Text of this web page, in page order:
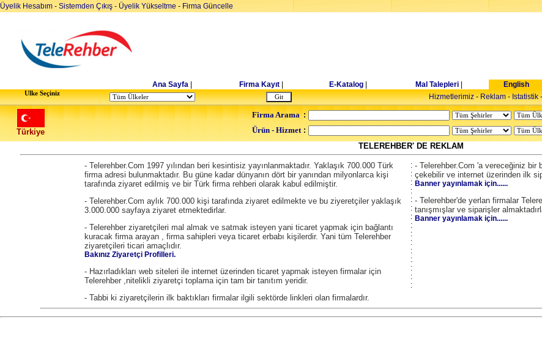
Üyelik Hesabım - Sistemden Çıkış - Üyelik Yükseltme - Firma Güncelle
Ana Sayfa Firma Kayıt E-Katalog Mal Talepleri| English
Ulke Seçiniz Hizmetlerimiz-Reklam-Istatistik
Türkiye
Firma Arama :
Ürün - Hizmet :
TELEREHBER' DE REKLAM
- Telerehber.Com 1997 yılından beri kesintisiz yayınlanmaktadır. Yaklaşık 700.000 Türk
firma adresi bulunmaktadır. Bu güne kadar dünyanın dört bir yanından milyonlarca kişi
tarafında ziyaret edilmiş ve bir Türk firma rehberi olarak kabul edilmiştir.
- Telerehber.Com aylık 700.000 kişi tarafında ziyaret edilmekte ve bu ziyeretçiler yaklaşık
3.000.000 sayfaya ziyaret etmektedirlar.
- Telerehber ziyaretçileri mal almak ve satmak isteyen yani ticaret yapmak için bağlantı
kuracak firma arayan , firma sahipleri veya ticaret erbabı kişilerdir. Yani tüm Telerehber
ziyaretçileri ticari amaçlıdır.
Bakınız Ziyaretçi Profilleri.
- Hazırladıkları web siteleri ile internet üzerinden ticaret yapmak isteyen firmalar için
Telerehber ,nitelikli ziyaretçi toplama için tam bir tanıtım yeridir.
- Tabbi ki ziyaretçilerin ilk baktıkları firmalar ilgili sektörde linkleri olan firmalardır.
:
:
:
:
:
:
:
:
:
:
:
:
:
:
:
- Telerehber.Com 'a vereceğiniz bir
çekebilir ve internet üzerinden ilk
Banner yayınlamak için......
- Telerehber'de yerlan firmalar
tanışmışlar ve siparişler
Banner yayınlamak için......